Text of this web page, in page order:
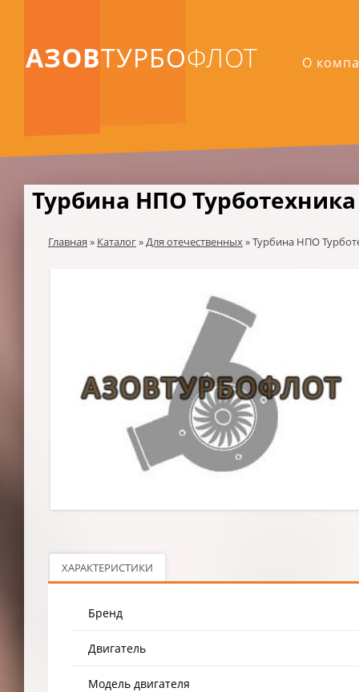
АЗОВТУРБОФЛОТ О
Турбина НПО Турботехника
Главная » Каталог»Для отечественных»Турбина НПО
ХАРАКТЕРИСТИКИ
Бренд
Двигатель
Модель двигателя